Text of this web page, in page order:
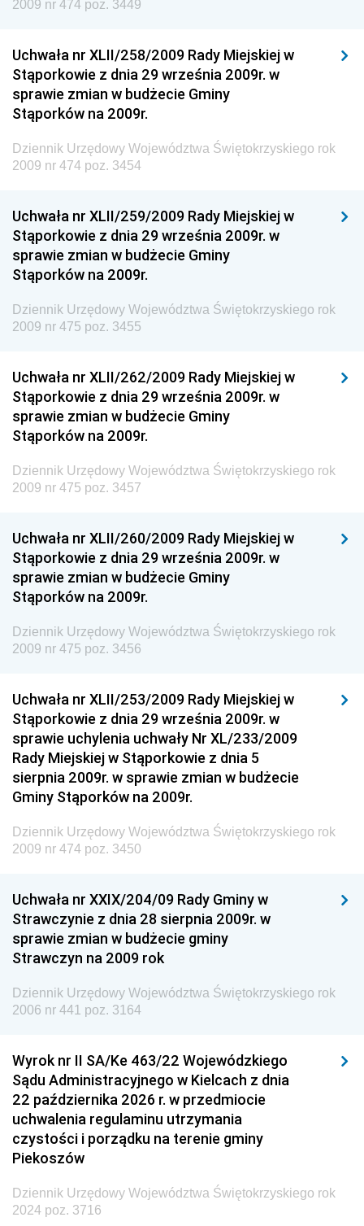
Inspektora Ochrony Środowiska
Dziennik Urzędowy Ministerstwa Kultury, Dziedzictwa
Narodowego i Sportu
Dziennik Urzędowy Ministra Finansów, Funduszy i
Dziennik Urzędowy Ministra Rozwoju, Pracy i
Dziennik Urzędowy Ministra Kultury, Dziedzictwa
Narodowego i Sportu
Dziennik Urzędowy Ministra Rodziny i Polityki
Społecznej
Dziennik Urzędowy Komendy Głównej Straży
Granicznej
Drogowego
Dziennik Urzędowy Narodowego Banku Polskiego
Dziennik Urzędowy Komendy Głównej Policji
Społecznej
Dziennik Urzędowy Ministra Rozwoju i Technologii
Dziennik Urzędowy Ministra Spraw Zagranicznych
Dziennik Urzędowy Centralnego Biura
Dziennik Urzędowy Agencji Bezpieczeństwa
Dziennik Urzędowy Urzędu Patentowego
Rzeczypospolitej Polskiej
Dziennik Urzędowy Generalnej Dyrekcji Dróg
Krajowych i Autostrad
Dziennik Urzędowy Ministra Środowiska
Dziennik Urzędowy Ministra Edukacji
Dziennik Urzędowy Ministra Przemysłu
Dziennik Urzędowy Ministra Finansów i Gospodarki
Dziennik Urzędowy Ministra do Spraw Unii
Dziennik Urzędowy Agencji Wywiadu
2009 nr 474 poz. 3449
Uchwała nr XLII/258/2009 Rady Miejskiej w
Stąporkowie z dnia 29 września 2009r. w
sprawie zmian w budżecie Gminy
Stąporków na 2009r.
Dziennik Urzędowy Województwa Świętokrzyskiego rok
2009 nr 474 poz. 3454
Uchwała nr XLII/259/2009 Rady Miejskiej w
Stąporkowie z dnia 29 września 2009r. w
sprawie zmian w budżecie Gminy
Stąporków na 2009r.
Dziennik Urzędowy Województwa Świętokrzyskiego rok
2009 nr 475 poz. 3455
Uchwała nr XLII/262/2009 Rady Miejskiej w
Stąporkowie z dnia 29 września 2009r. w
sprawie zmian w budżecie Gminy
Stąporków na 2009r.
Dziennik Urzędowy Województwa Świętokrzyskiego rok
2009 nr 475 poz. 3457
Uchwała nr XLII/260/2009 Rady Miejskiej w
Stąporkowie z dnia 29 września 2009r. w
sprawie zmian w budżecie Gminy
Stąporków na 2009r.
Dziennik Urzędowy Województwa Świętokrzyskiego rok
2009 nr 475 poz. 3456
Uchwała nr XLII/253/2009 Rady Miejskiej w
Stąporkowie z dnia 29 września 2009r. w
sprawie uchylenia uchwały Nr XL/233/2009
Rady Miejskiej w Stąporkowie z dnia 5
sierpnia 2009r. w sprawie zmian w budżecie
Gminy Stąporków na 2009r.
Dziennik Urzędowy Województwa Świętokrzyskiego rok
2009 nr 474 poz. 3450
Uchwała nr XXIX/204/09 Rady Gminy w
Strawczynie z dnia 28 sierpnia 2009r. w
sprawie zmian w budżecie gminy
Strawczyn na 2009 rok
Dziennik Urzędowy Województwa Świętokrzyskiego rok
2006 nr 441 poz. 3164
Wyrok nr II SA/Ke 463/22 Wojewódzkiego
Sądu Administracyjnego w Kielcach z dnia
22 października 2026 r. w przedmiocie
uchwalenia regulaminu utrzymania
czystości i porządku na terenie gminy
Piekoszów
Dziennik Urzędowy Województwa Świętokrzyskiego rok
2024 poz. 3716